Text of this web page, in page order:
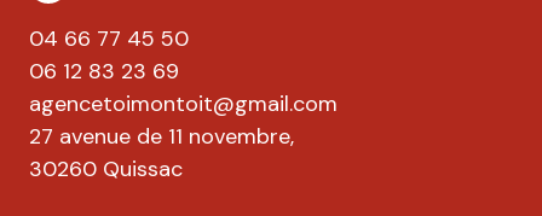
04 66 77 45 50
06 12 83 23 69
agencetoimontoit@gmail.com
27 avenue de 11 novembre,
30260 Quissac